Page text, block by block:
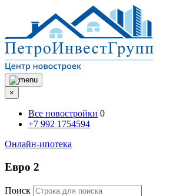
×
Все новостройки 0
+7 992 1754594
Онлайн-ипотека
Евро 2
Поиск